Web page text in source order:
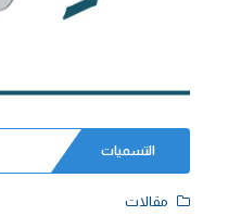
التسميات
مقالات